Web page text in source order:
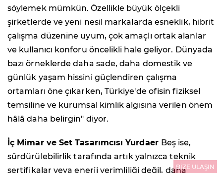
söylemek mümkün. Özellikle büyük ölçekli
şirketlerde ve yeni nesil markalarda esneklik, hibrit
çalışma düzenine uyum, çok amaçlı ortak alanlar
ve kullanıcı konforu öncelikli hale geliyor. Dünyada
bazı örneklerde daha sade, daha domestik ve
günlük yaşam hissini güçlendiren çalışma
ortamları öne çıkarken, Türkiye'de ofisin fiziksel
temsiline ve kurumsal kimlik algısına verilen önem
hâlâ daha belirgin" diyor.
İç Mimar ve Set Tasarımcısı Yurdaer Beş ise,
sürdürülebilirlik tarafında artık yalnızca teknik
sertifikalar veya enerji verimliliği değil, dahaBİZE ULAŞIN